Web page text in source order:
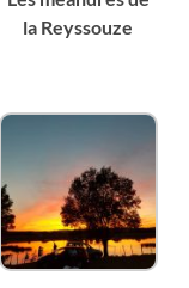
la Reyssouze